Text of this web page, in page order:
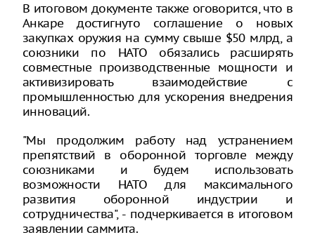
В итоговом документе также оговорится, что в
Анкаре достигнуто соглашение о новых
закупках оружия на сумму свыше $50 млрд, а
союзники по НАТО обязались расширять
совместные производственные мощности и
активизировать взаимодействие с
промышленностью для ускорения внедрения
инноваций.
"Мы продолжим работу над устранением
препятствий в оборонной торговле между
союзниками и будем использовать
возможности НАТО для максимального
развития оборонной индустрии и
сотрудничества", - подчеркивается в итоговом
заявлении саммита.